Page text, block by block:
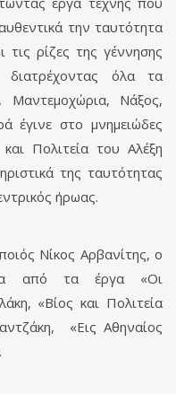
την ταυτότητα
ρίζες της γέννησης
διατρέχοντας όλα τα
Μαντεμοχώρια, Νάξος,
έγινε στο μνημειώδες
Πολιτεία του Αλέξη
της ταυτότητας
ήρωας.
Νίκος Αρβανίτης, ο
από τα έργα «Οι
«Βίος και Πολιτεία
«Εις Αθηναίος